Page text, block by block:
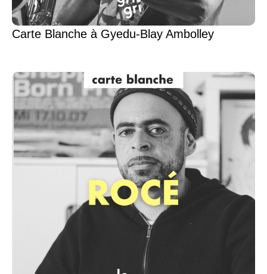
Carte Blanche à Gyedu-Blay Ambolley